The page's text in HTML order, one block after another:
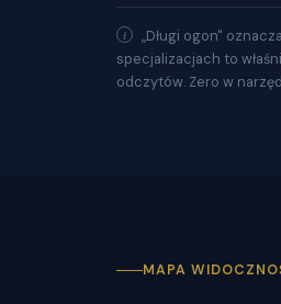
„Długi ogon"
specjalizacjach to
odczytów. Zero w
MAPA